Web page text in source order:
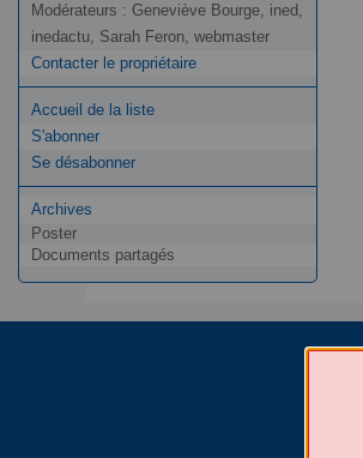
Modérateurs : Geneviève Bourge, ined,
inedactu, Sarah Feron, webmaster
Contacter le propriétaire
Accueil de la liste
S'abonner
Se désabonner
Archives
Poster
Documents partagés